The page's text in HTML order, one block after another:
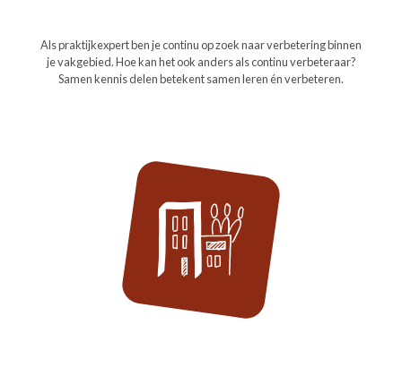
Als praktijkexpert ben je continu op zoek naar verbetering binnen
je vakgebied. Hoe kan het ook anders als continu verbeteraar?
Samen kennis delen betekent samen leren én verbeteren.